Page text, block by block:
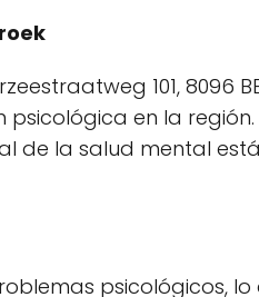
101, 8096
en la
de la salud mental
psicológicos, lo